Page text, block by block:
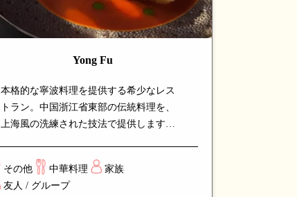
Yong Fu
本格的な寧波料理を提供する希少なレス
トラン。中国浙江省東部の伝統料理を、
上海風の洗練された技法で提供します。
理ならではの繊細な味付けと深いコクが
魅力。シンガポールで珍しい寧波料理を
本格的に楽しめる、注目の専門店です。
その他 中華料理
家族
友人 / グループ